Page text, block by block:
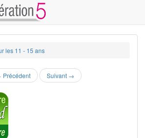
les 11 - 15 ans
Précédent Suivant →